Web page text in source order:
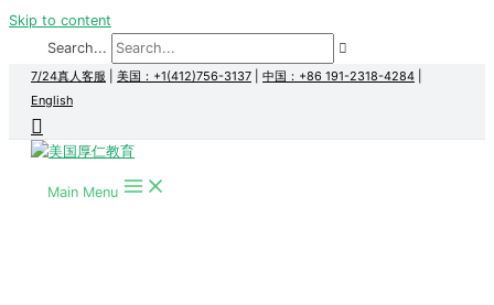
Skip to content
Search...
7/24真人客服 美国：+1(412)756-3137 中国：+86 191-2318-4284
English
Main Menu